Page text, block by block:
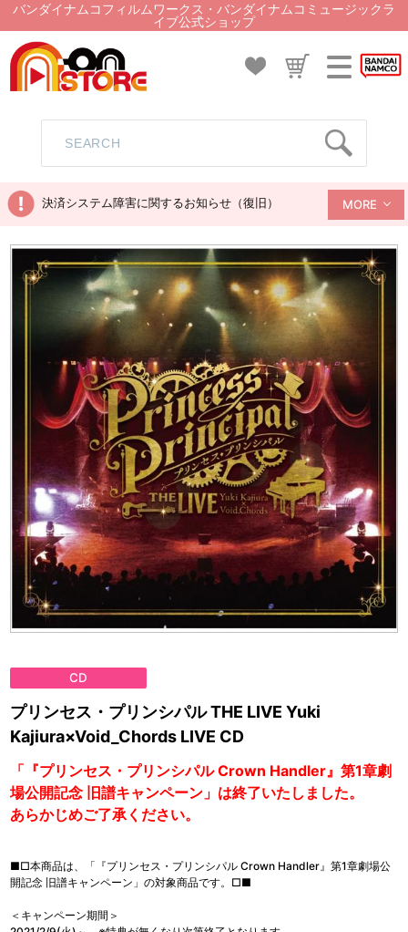
バンダイナムコフィルムワークス・バンダイナムコミュージックラ
イブ公式ショップ
決済システム障害に関するお知らせ（復旧） MORE
CD
プリンセス・プリンシパル THE LIVE Yuki
Kajiura×Void_Chords LIVE CD
「『プリンセス・プリンシパル Crown Handler』第1章劇
場公開記念 旧譜キャンペーン」は終了いたしました。
あらかじめご了承ください。
■□本商品は、「『プリンセス・プリンシパル Crown Handler』第1章劇場公
開記念 旧譜キャンペーン」の対象商品です。□■
＜キャンペーン期間＞